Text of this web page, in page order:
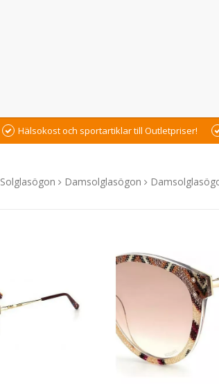
Hälsokost och sportartiklar till Outletpriser!
Solglasögon Damsolglasögon